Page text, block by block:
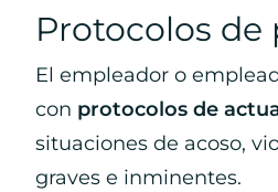
Protocolos de
El empleador o
con protocolos de
situaciones de acoso,
graves e inminentes.